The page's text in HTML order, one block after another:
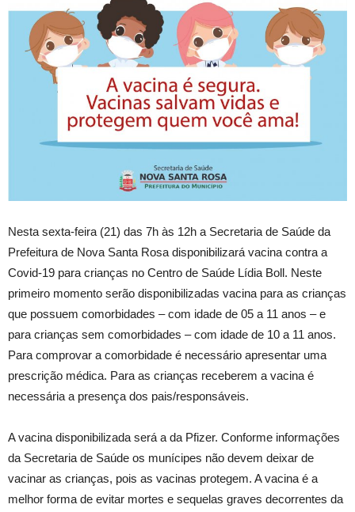
Nesta sexta-feira (21) das 7h às 12h a Secretaria de Saúde da
Prefeitura de Nova Santa Rosa disponibilizará vacina contra a
Covid-19 para crianças no Centro de Saúde Lídia Boll. Neste
primeiro momento serão disponibilizadas vacina para as crianças
que possuem comorbidades – com idade de 05 a 11 anos – e
para crianças sem comorbidades – com idade de 10 a 11 anos.
Para comprovar a comorbidade é necessário apresentar uma
prescrição médica. Para as crianças receberem a vacina é
necessária a presença dos pais/responsáveis.
A vacina disponibilizada será a da Pfizer. Conforme informações
da Secretaria de Saúde os munícipes não devem deixar de
vacinar as crianças, pois as vacinas protegem. A vacina é a
melhor forma de evitar mortes e sequelas graves decorrentes da